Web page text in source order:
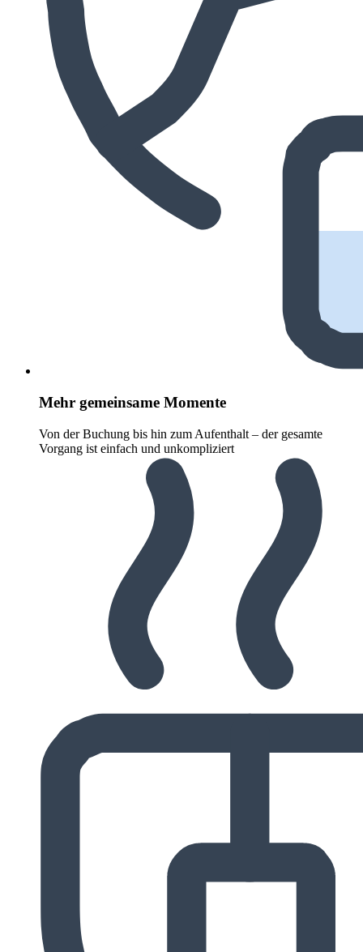
Mehr gemeinsame Momente
Von der Buchung bis hin zum Aufenthalt – der gesamte
Vorgang ist einfach und unkompliziert